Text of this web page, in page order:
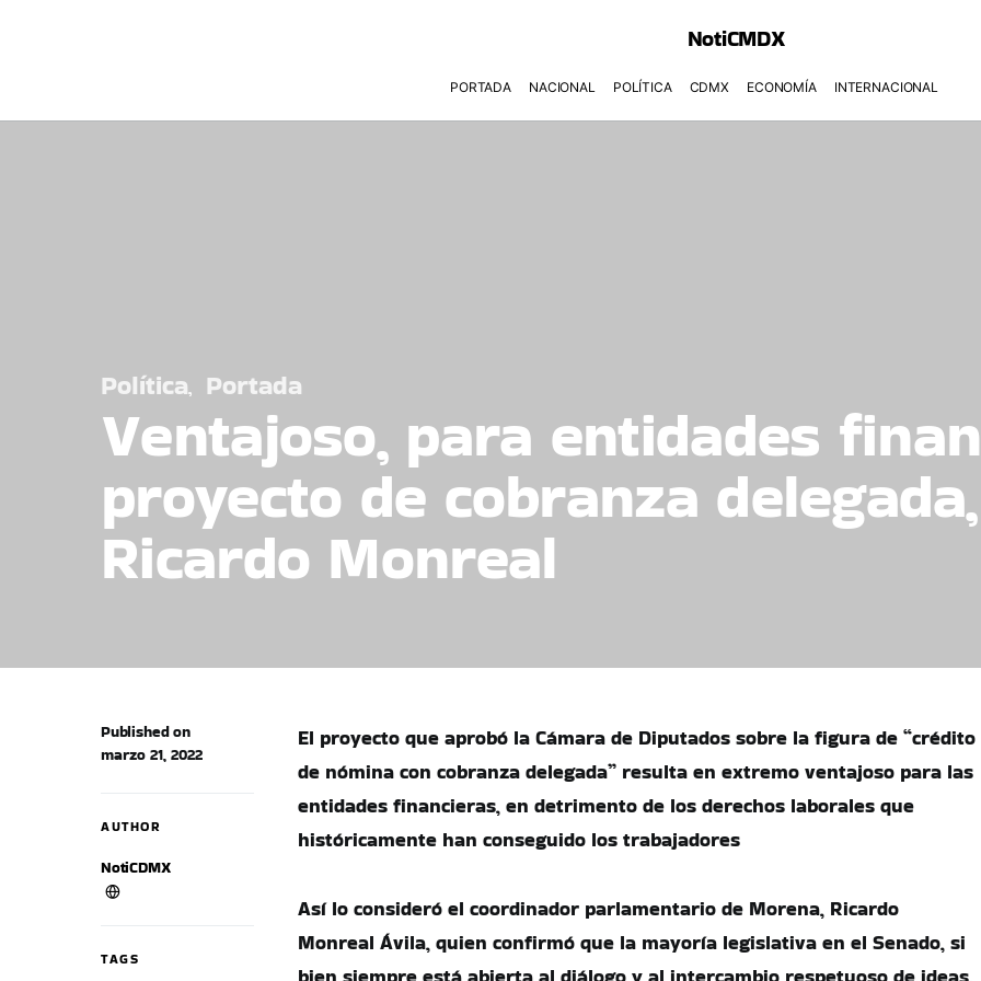
NotiCMDX
PORTADA NACIONAL POLÍTICA CDMX ECONOMÍA INTERNACIONAL
Política Portada
Ventajoso, para entidades
proyecto de cobranza
Ricardo Monreal
Published on
marzo 21, 2022
AUTHOR
NotiCDMX
TAGS
El proyecto que aprobó la Cámara de Diputados sobre la figura de “crédito
de nómina con cobranza delegada” resulta en extremo ventajoso para las
entidades financieras, en detrimento de los derechos laborales que
históricamente han conseguido los trabajadores
Así lo consideró el coordinador parlamentario de Morena, Ricardo
Monreal Ávila, quien confirmó que la mayoría legislativa en el Senado, si